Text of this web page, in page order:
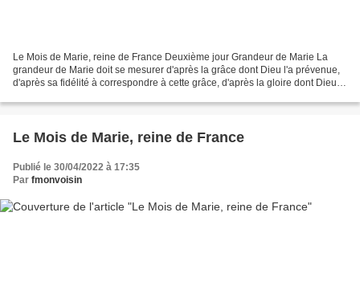
Le Mois de Marie, reine de France Deuxième jour Grandeur de Marie La
grandeur de Marie doit se mesurer d'après la grâce dont Dieu l'a prévenue,
d'après sa fidélité à correspondre à cette grâce, d'après la gloire dont Dieu a
Le Mois de Marie, reine de France
Publié le 30/04/2022 à 17:35
Par fmonvoisin